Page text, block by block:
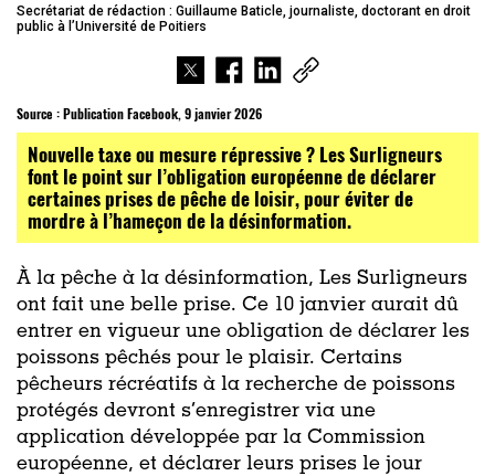
Secrétariat de rédaction : Guillaume Baticle, journaliste, doctorant en droit
public à l’Université de Poitiers
Source :Publication Facebook, 9 janvier 2026
Nouvelle taxe ou mesure répressive ? Les Surligneurs
font le point sur l’obligation européenne de déclarer
certaines prises de pêche de loisir, pour éviter de
mordre à l’hameçon de la désinformation.
À la pêche à la désinformation, Les Surligneurs
ont fait une belle prise. Ce 10 janvier aurait dû
entrer en vigueur une obligation de déclarer les
poissons pêchés pour le plaisir. Certains
pêcheurs récréatifs à la recherche de poissons
protégés devront s’enregistrer via une
application développée par la Commission
européenne, et déclarer leurs prises le jour